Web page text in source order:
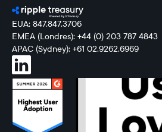
EUA: 847.847.3706
EMEA (Londres): +44 (0) 203 787 4843
APAC (Sydney): +61 02.9262.6969